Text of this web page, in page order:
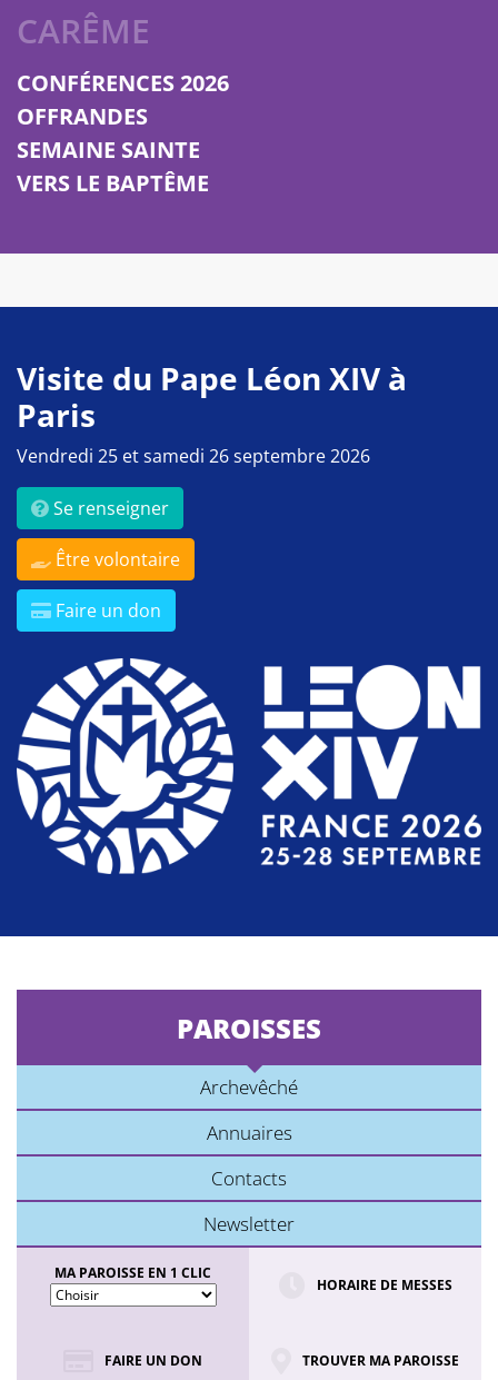
CARÊME
CONFÉRENCES 2026
OFFRANDES
SEMAINE SAINTE
VERS LE BAPTÊME
Visite du Pape Léon XIV à
Paris
Vendredi 25 et samedi 26 septembre 2026
Se renseigner
Être volontaire
Faire un don
PAROISSES
Archevêché
Annuaires
Contacts
Newsletter
MA PAROISSE EN 1 CLIC
HORAIRE DE MESSES
FAIRE UN DON TROUVER MA PAROISSE